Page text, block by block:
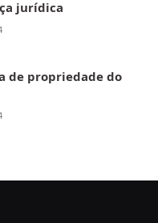
jurídica
de propriedade do